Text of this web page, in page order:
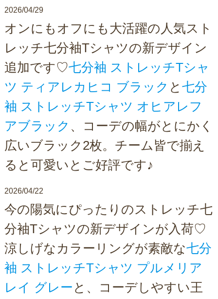
2026/04/29
オンにもオフにも大活躍の人気スト
レッチ七分袖Tシャツの新デザイン
追加です♡七分袖 ストレッチTシャ
ツ ティアレカヒコ ブラック と 七分
袖 ストレッチTシャツ オヒアレフ
アブラック 、コーデの幅がとにかく
広いブラック2枚。チーム皆で揃え
ると可愛いとご好評です♪
2026/04/22
今の陽気にぴったりのストレッチ七
分袖Tシャツの新デザインが入荷♡
涼しげなカラーリングが素敵な七分
袖 ストレッチTシャツ プルメリア
レイ グレー と、コーデしやすい王